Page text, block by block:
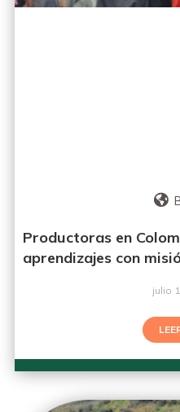
Productoras en
aprendizajes con
julio